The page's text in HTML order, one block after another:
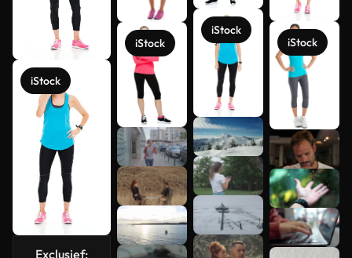
iStock
Exclusief:
iStock
iStock
iStock
Meer
bekijken